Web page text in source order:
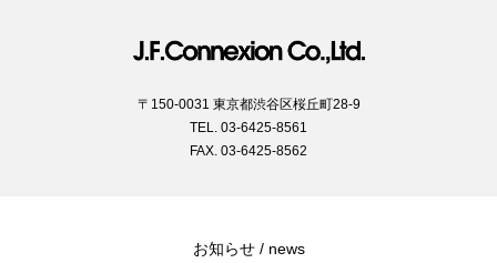
〒150-0031 東京都渋谷区桜丘町28-9
TEL. 03-6425-8561
FAX. 03-6425-8562
お知らせ / news